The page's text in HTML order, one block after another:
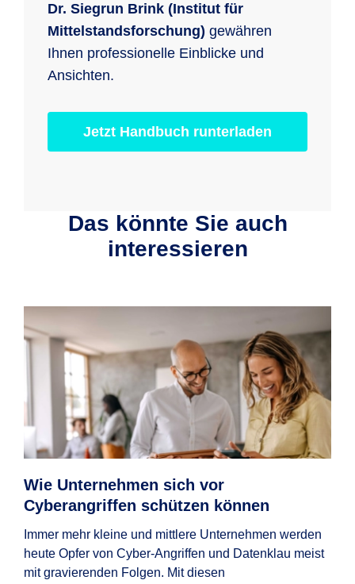
Dr. Siegrun Brink (Institut für
Mittelstandsforschung) gewähren
Ihnen professionelle Einblicke und
Ansichten.
Jetzt Handbuch runterladen
Das könnte Sie auch
interessieren
Wie Unternehmen sich vor
Cyberangriffen schützen können
Immer mehr kleine und mittlere Unternehmen werden
heute Opfer von Cyber-Angriffen und Datenklau meist
mit gravierenden Folgen. Mit diesen